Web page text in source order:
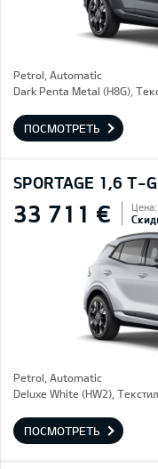
Petrol, Automatic
Dark Penta Metal (H8G),
ПОСМОТРЕТЬ
SPORTAGE 1,6 T-
33 711 €
Petrol, Automatic
Deluxe White (HW2),
ПОСМОТРЕТЬ